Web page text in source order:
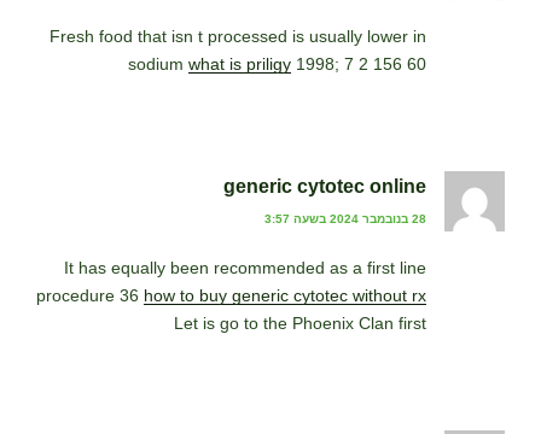
Fresh food that isn t processed is usually lower in
sodium what is priligy 1998; 7 2 156 60
generic cytotec online
28 בנובמבר 2024 בשעה 3:57
It has equally been recommended as a first line
procedure 36 how to buy generic cytotec without rx
Let is go to the Phoenix Clan first